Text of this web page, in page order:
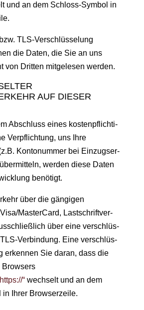
und an dem Schloss-Sym­bol in
TLS-Ver­schlüs­selung
die Dat­en, die Sie an uns
von Drit­ten mit­ge­le­sen werden.
AUF DIESER
Abschluss eines kostenpflichti­
Verpflich­tung, uns Ihre
Kon­ton­um­mer bei Einzugser­
wer­den diese Dat­en
benötigt.
über die gängi­gen
MasterCard, Lastschriftver­
über eine ver­schlüs­
Verbindung. Eine ver­schlüs­
erken­nen Sie daran, dass die
“ wech­selt und an dem
in Ihrer Browserzeile.